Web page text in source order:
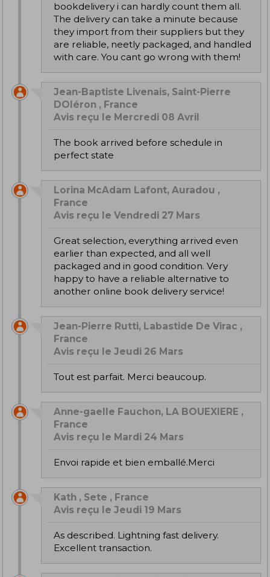
bookdelivery i can hardly count them all.
The delivery can take a minute because
they import from their suppliers but they
are reliable, neetly packaged, and handled
with care. You cant go wrong with them!
Jean-Baptiste Livenais, Saint-Pierre
DOléron , France
Avis reçu le Mercredi 08 Avril
The book arrived before schedule in
perfect state
Lorina McAdam Lafont, Auradou ,
France
Avis reçu le Vendredi 27 Mars
Great selection, everything arrived even
earlier than expected, and all well
packaged and in good condition. Very
happy to have a reliable alternative to
another online book delivery service!
Jean-Pierre Rutti, Labastide De Virac ,
France
Avis reçu le Jeudi 26 Mars
Tout est parfait. Merci beaucoup.
Anne-gaelle Fauchon, LA BOUEXIERE ,
France
Avis reçu le Mardi 24 Mars
Envoi rapide et bien emballé.Merci
Kath , Sete , France
Avis reçu le Jeudi 19 Mars
As described. Lightning fast delivery.
Excellent transaction.